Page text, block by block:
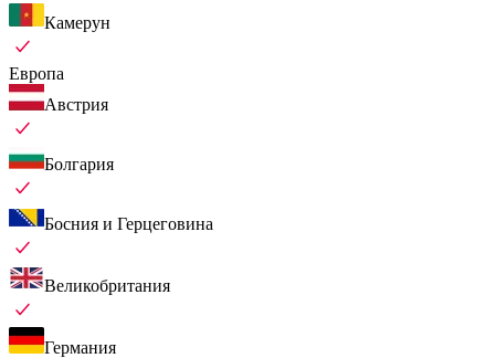
Камерун
Европа
Австрия
Болгария
Босния и Герцеговина
Великобритания
Германия